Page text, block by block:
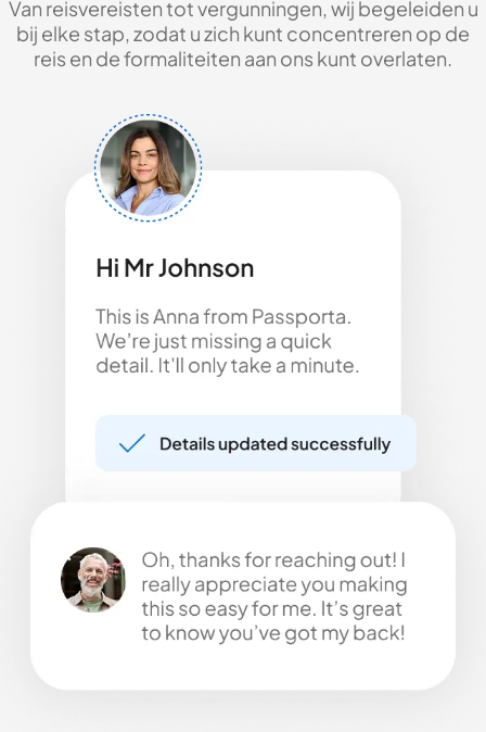
Van reisvereisten tot vergunningen, wij begeleiden u
bij elke stap, zodat u zich kunt concentreren op de
reis en de formaliteiten aan ons kunt overlaten.